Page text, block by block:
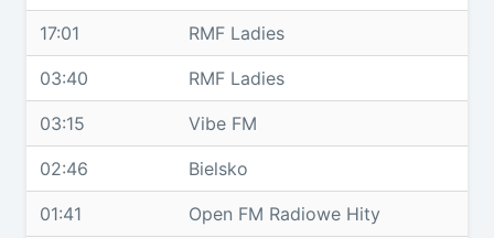
17:01 RMF Ladies
03:40 RMF Ladies
03:15 Vibe FM
02:46 Bielsko
01:41 Open FM Radiowe Hity